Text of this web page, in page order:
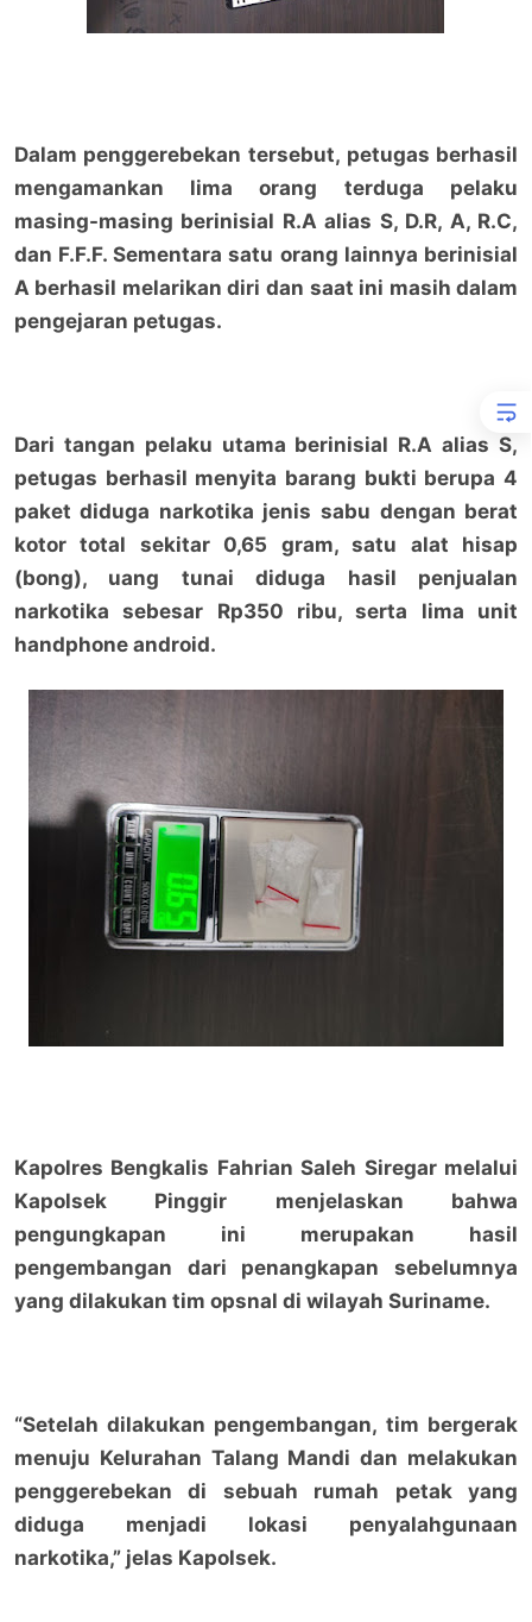
Dalam penggerebekan tersebut, petugas berhasil
mengamankan lima orang terduga pelaku
masing-masing berinisial R.A alias S, D.R, A, R.C,
dan F.F.F. Sementara satu orang lainnya berinisial
A berhasil melarikan diri dan saat ini masih dalam
pengejaran petugas.
Dari tangan pelaku utama berinisial R.A alias S,
petugas berhasil menyita barang bukti berupa 4
paket diduga narkotika jenis sabu dengan berat
kotor total sekitar 0,65 gram, satu alat hisap
(bong), uang tunai diduga hasil penjualan
narkotika sebesar Rp350 ribu, serta lima unit
handphone android.
Kapolres Bengkalis Fahrian Saleh Siregar melalui
Kapolsek Pinggir menjelaskan bahwa
pengungkapan ini merupakan hasil
pengembangan dari penangkapan sebelumnya
yang dilakukan tim opsnal di wilayah Suriname.
“Setelah dilakukan pengembangan, tim bergerak
menuju Kelurahan Talang Mandi dan melakukan
penggerebekan di sebuah rumah petak yang
diduga menjadi lokasi penyalahgunaan
narkotika,” jelas Kapolsek.